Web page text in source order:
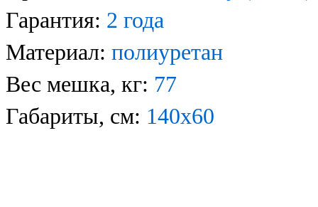
Гарантия: 2 года
Материал: полиуретан
Вес мешка, кг: 77
Габариты, см: 140х60